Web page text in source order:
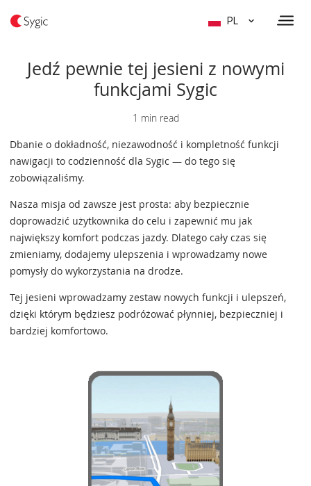
PL
Jedź pewnie tej jesieni z nowymi
funkcjami Sygic
1 min read
Dbanie o dokładność, niezawodność i kompletność funkcji
nawigacji to codzienność dla Sygic — do tego się
zobowiązaliśmy.
Nasza misja od zawsze jest prosta: aby bezpiecznie
doprowadzić użytkownika do celu i zapewnić mu jak
największy komfort podczas jazdy. Dlatego cały czas się
zmieniamy, dodajemy ulepszenia i wprowadzamy nowe
pomysły do wykorzystania na drodze.
Tej jesieni wprowadzamy zestaw nowych funkcji i ulepszeń,
dzięki którym będziesz podróżować płynniej, bezpieczniej i
bardziej komfortowo.